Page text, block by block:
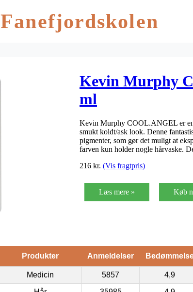
Fanefjordskolen
Kevin Murphy
ml
Kevin Murphy COOL.ANGEL er
smukt koldt/ask look. Denne
pigmenter, som gør det muligt at
farven kun holder nogle hårvaske.
216 kr. (Vis fragtpris)
Læs mere » Køb
Produkter Anmeldelser
Medicin 5857 4,9